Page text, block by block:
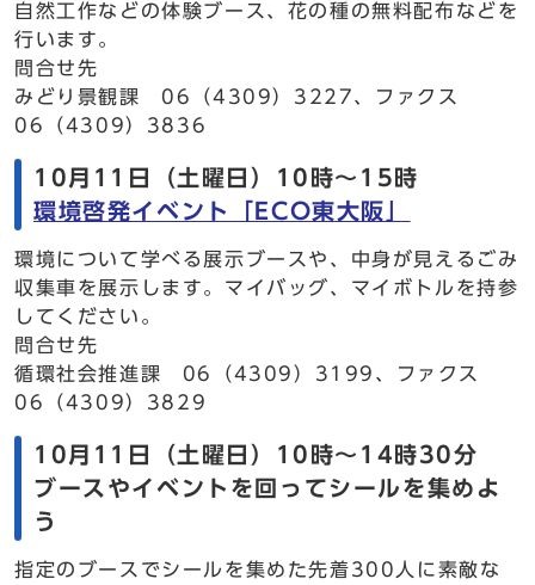
自然工作などの体験ブース、花の種の無料配布などを
行います。
問合せ先
みどり景観課 06（4309）3227、ファクス
06（4309）3836
10月11日（土曜日）10時～15時
環境啓発イベント「ECO東大阪」
環境について学べる展示ブースや、中身が見えるごみ
収集車を展示します。マイバッグ、マイボトルを持参
してください。
問合せ先
循環社会推進課 06（4309）3199、ファクス
06（4309）3829
10月11日（土曜日）10時～14時30分
ブースやイベントを回ってシールを集めよ
う
指定のブースでシールを集めた先着300人に素敵な